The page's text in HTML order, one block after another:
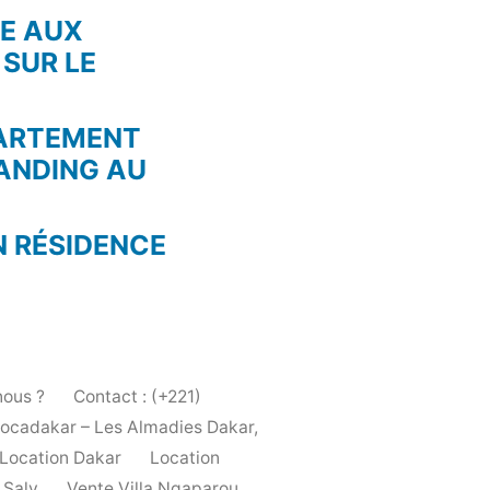
AUX
LE
AU
RÉSIDENCE
?
Contact : (+221)
– Les Almadies Dakar,
Location Dakar
Location